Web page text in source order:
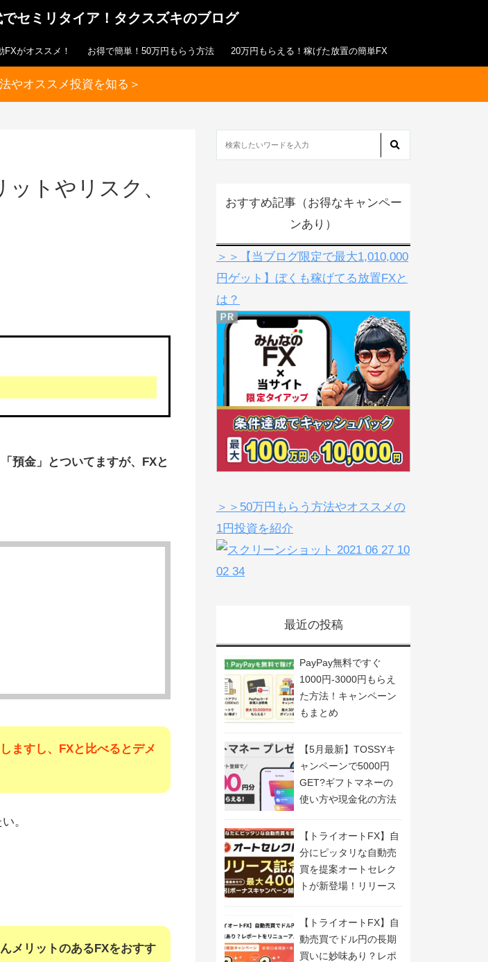
セミリタイア！タクスズキのブログ
FXがオススメ！ お得で簡単！50万円もらう方法 20万円もらえる！稼げた放置の簡単FX
やオススメ投資を知る＞
トやリスク、
「預金」とついてますが、FXと
ますし、FXと比べるとデメ
。
メリットのあるFXをおすす
おすすめ記事（お得なキャンペー
ンあり）
＞＞【当ブログ限定で最大1,010,000
円ゲット】ぼくも稼げてる放置FXと
は？
＞＞50万円もらう方法やオススメの
1円投資を紹介
最近の投稿
PayPay無料ですぐ
1000円-3000円もらえ
た方法！キャンペーン
もまとめ
【5月最新】TOSSYキ
ャンペーンで5000円
GET?ギフトマネーの
使い方や現金化の方法
【トライオートFX】自
分にピッタリな自動売
買を提案オートセレク
トが新登場！リリース
催！
【トライオートFX】自
動売買でドル円の長期
買いに妙味あり？レポ